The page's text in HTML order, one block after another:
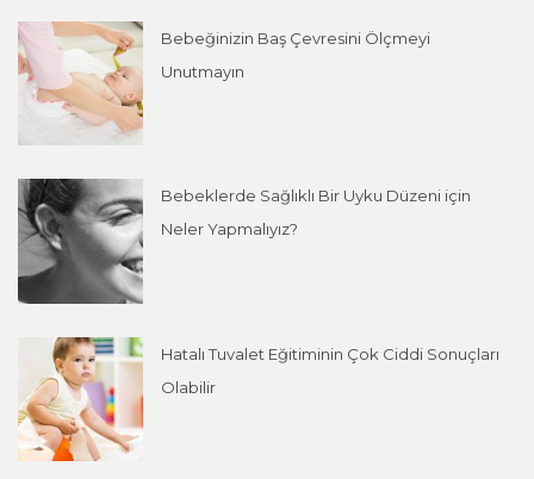
Bebeğinizin Baş Çevresini Ölçmeyi
Unutmayın
Bebeklerde Sağlıklı Bir Uyku Düzeni için
Neler Yapmalıyız?
Hatalı Tuvalet Eğitiminin Çok Ciddi Sonuçları
Olabilir